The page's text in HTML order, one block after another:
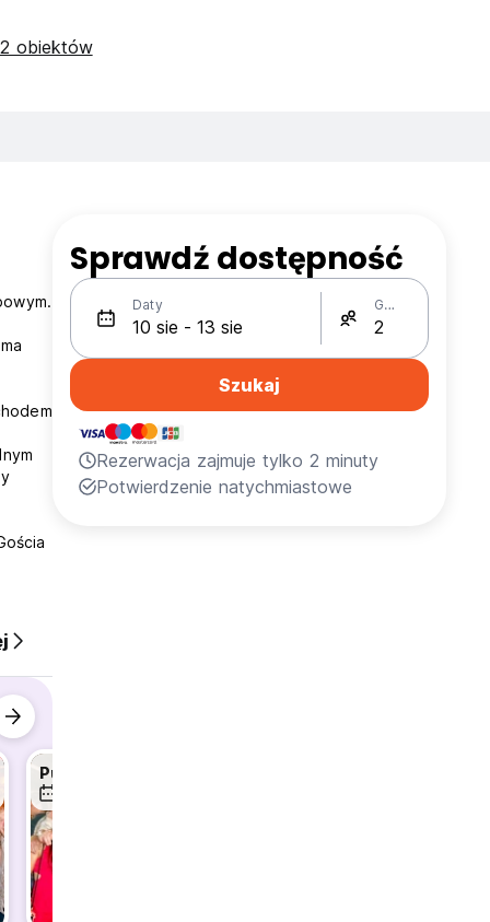
obiektów
Pubcrawl
Sprawdź dostępność
Daty Gości
Szukaj
Rezerwacja zajmuje tylko 2 minuty
Potwierdzenie natychmiastowe